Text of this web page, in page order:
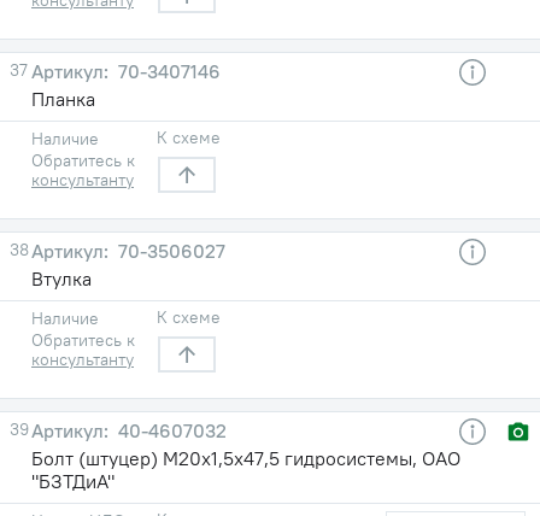
37
70-3407146
Планка
Наличие
Обратитесь к
консультанту
К схеме
38
70-3506027
Втулка
Наличие
Обратитесь к
консультанту
К схеме
39
40-4607032
Болт (штуцер) М20х1,5х47,5 гидросистемы, ОАО
"БЗТДиА"